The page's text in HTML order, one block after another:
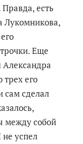
есть
Лукомникова,
Еще
Александра
трех его
сам сделал
между собой
успел